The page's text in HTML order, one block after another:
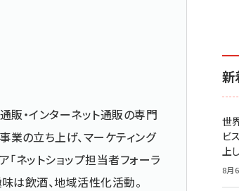
販・インターネット通販の専門
の立ち上げ、マーケティング
「ネットショップ担当者フォーラ
は飲酒、地域活性化活動。
新
世
ビ
上
8月